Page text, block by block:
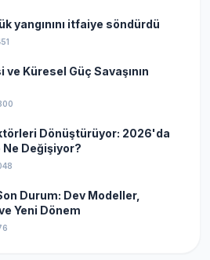
yangınını itfaiye söndürdü
Küresel Güç Savaşının
Dönüştürüyor: 2026'da
Değişiyor?
Durum: Dev Modeller,
Yeni Dönem